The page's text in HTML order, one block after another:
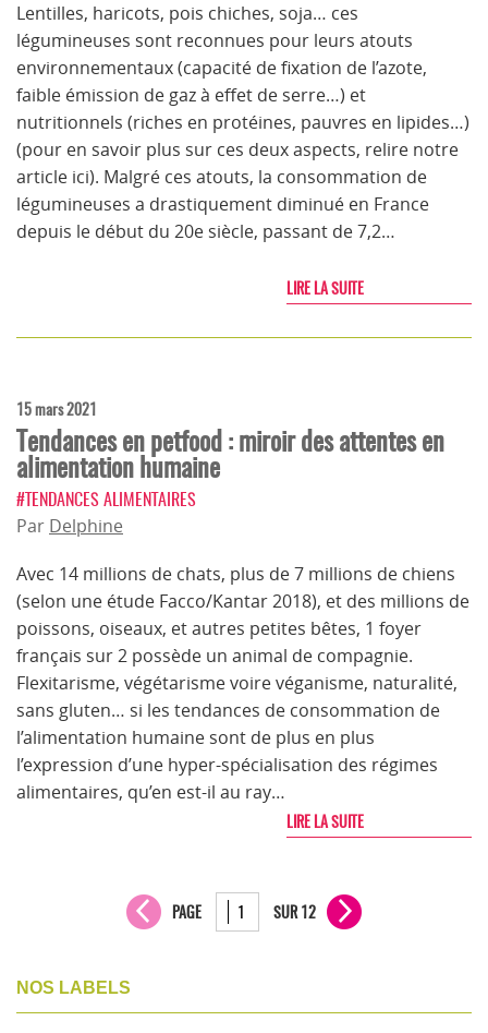
Lentilles, haricots, pois chiches, soja… ces
légumineuses sont reconnues pour leurs atouts
environnementaux (capacité de fixation de l’azote,
faible émission de gaz à effet de serre…) et
nutritionnels (riches en protéines, pauvres en lipides…)
(pour en savoir plus sur ces deux aspects, relire notre
article ici). Malgré ces atouts, la consommation de
légumineuses a drastiquement diminué en France
depuis le début du 20e siècle, passant de 7,2…
LIRE LA SUITE
15 mars 2021
Tendances en petfood : miroir des attentes en
alimentation humaine
#TENDANCES ALIMENTAIRES
Par Delphine
Avec 14 millions de chats, plus de 7 millions de chiens
(selon une étude Facco/Kantar 2018), et des millions de
poissons, oiseaux, et autres petites bêtes, 1 foyer
français sur 2 possède un animal de compagnie.
Flexitarisme, végétarisme voire véganisme, naturalité,
sans gluten… si les tendances de consommation de
l’alimentation humaine sont de plus en plus
l’expression d’une hyper-spécialisation des régimes
alimentaires, qu’en est-il au ray…
LIRE LA SUITE
PAGE SUR 12
NOS LABELS